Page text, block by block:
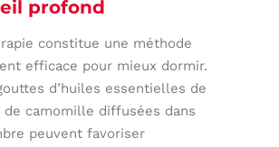
profond
constitue une méthode
efficace pour mieux dormir.
d’huiles essentielles de
de camomille diffusées dans
peuvent favoriser